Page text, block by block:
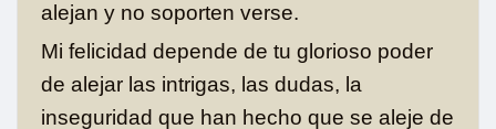
alejan y no soporten verse.
Mi felicidad depende de tu glorioso poder
de alejar las intrigas, las dudas, la
inseguridad que han hecho que se aleje de